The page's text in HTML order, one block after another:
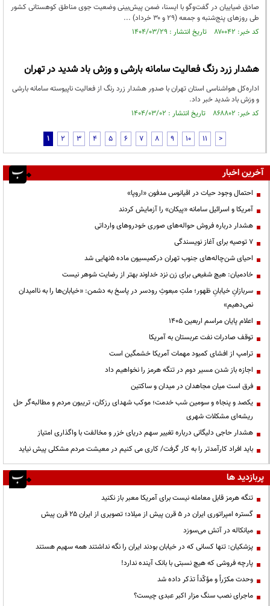
صادق ضیاییان در گفت‌وگو با ایسنا، ضمن پیش‌بینی وضعیت جوی مناطق کوهستانی کشور
طی روزهای پنج‌شنبه و جمعه (۲۹ و ۳۰ خرداد) ...
کد خبر: ۸۷۰۰۴۲ تاریخ انتشار : ۱۴۰۴/۰۳/۲۹
هشدار زرد رنگ فعالیت سامانه بارشی و وزش باد شدید در تهران
اداره‌کل هواشناسی استان تهران با صدور هشدار زرد رنگ از فعالیت ناپیوسته سامانه بارشی
و وزش باد شدید خبر داد.
کد خبر: ۸۶۸۸۰۲ تاریخ انتشار : ۱۴۰۴/۰۳/۰۲
1 2 3 4 5 6 7 8 9 10 11 >
آخرین اخبار
احتمال وجود حیات در اقیانوس مدفون «اروپا»
آمریکا و اسرائیل سامانه «پیکان» را آزمایش کردند
هشدار درباره فروش حواله‌های صوری خودروهای وارداتی
۷ توصیه برای آغاز نویسندگی
احیای شن‌چاله‌های جنوب تهران درکمیسیون ماده ۵نهایی شد
خادمیان: هیچ شفیعی برای زن نزد خداوند بهتر از رضایت شوهر نیست
سربازانِ خیابانِ ظهور؛ ملتِ مبعوثِ رودسر در پاسخ به دشمن: «خیابان‌ها را به ناامیدان
نمی‌دهیم»
اعلام پایان مراسم اربعین ۱۴۰۵
توقف صادرات نفت عربستان به آمریکا
ترامپ از افشای کمبود مهمات آمریکا خشمگین است
اجازه باز شدن مسیر دوم در تنگه هرمز را نخواهیم داد
فرق است میان مجاهدان در میدان و ساکتین
یکصد و پنجاه و سومین شب خدمت؛ موکب شهدای رزکان، تریبون مردم و مطالبه‌گر حل
ریشه‌ای مشکلات شهری
هشدار حاجی دلیگانی درباره تغییر سهم دریای خزر و مخالفت با واگذاری امتیاز
باید افراد کارآمدتر را به کار گرفت/ کاری می کنیم در معیشت مردم مشکلی پیش نیاید
پربازدید ها
تنگه هرمز قابل معامله نیست برای آمریکا معبر باز نکنید
گستره امپراتوری ایران در ۵ قرن پیش از میلاد؛ تصویری از ایران ۲۵ قرن پیش
میانکاله در آتش می‌سوزد
پزشکیان: تنها کسانی که در خیابان بودند ایران را نگه نداشتند همه سهیم هستند
پارچه فروشی که هیچ نسبتی با بانک آینده ندارد!
وحدت مکرّراً و مؤکّداً تذکر داده شد
ماجرای نصب سنگ مزار اکبر عبدی چیست؟